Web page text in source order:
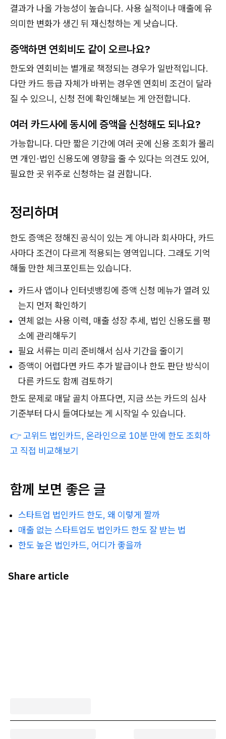
결과가 나올 가능성이 높습니다. 사용 실적이나 매출에 유
의미한 변화가 생긴 뒤 재신청하는 게 낫습니다.
증액하면 연회비도 같이 오르나요?
한도와 연회비는 별개로 책정되는 경우가 일반적입니다.
다만 카드 등급 자체가 바뀌는 경우엔 연회비 조건이 달라
질 수 있으니, 신청 전에 확인해보는 게 안전합니다.
여러 카드사에 동시에 증액을 신청해도 되나요?
가능합니다. 다만 짧은 기간에 여러 곳에 신용 조회가 몰리
면 개인·법인 신용도에 영향을 줄 수 있다는 의견도 있어,
필요한 곳 위주로 신청하는 걸 권합니다.
정리하며
한도 증액은 정해진 공식이 있는 게 아니라 회사마다, 카드
사마다 조건이 다르게 적용되는 영역입니다. 그래도 기억
해둘 만한 체크포인트는 있습니다.
카드사 앱이나 인터넷뱅킹에 증액 신청 메뉴가 열려 있
는지 먼저 확인하기
연체 없는 사용 이력, 매출 성장 추세, 법인 신용도를 평
소에 관리해두기
필요 서류는 미리 준비해서 심사 기간을 줄이기
증액이 어렵다면 카드 추가 발급이나 한도 판단 방식이
다른 카드도 함께 검토하기
한도 문제로 매달 골치 아프다면, 지금 쓰는 카드의 심사
기준부터 다시 들여다보는 게 시작일 수 있습니다.
👉 고위드 법인카드, 온라인으로 10분 만에 한도 조회하
고 직접 비교해보기
함께 보면 좋은 글
스타트업 법인카드 한도, 왜 이렇게 짤까
매출 없는 스타트업도 법인카드 한도 잘 받는 법
한도 높은 법인카드, 어디가 좋을까
Share article